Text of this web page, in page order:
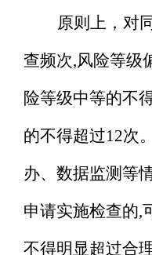
原则上 ， 对
查频次,风险等级
险等级中等的不
的不得超过12次
办、数据监测等
申请实施检查的,
不得明显超过合